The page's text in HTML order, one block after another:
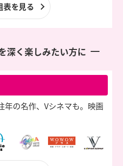
表を見る
深く楽しみたい方に
年の名作、Vシネマも。映画